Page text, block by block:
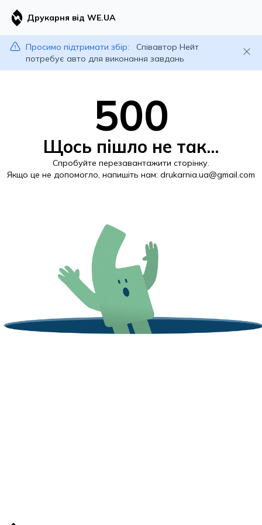
Друкарня від WE.UA
Просимо підтримати збір:
Співавтор Нейт
потребує авто для виконання завдань
500
Щось пішло не так...
Спробуйте перезавантажити сторінку.
Якщо це не допомогло, напишіть нам: drukarnia.ua@gmail.com